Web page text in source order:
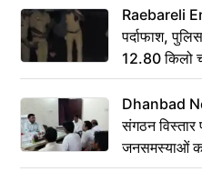
Raebareli
पर्दाफाश,
12.80 किलो
Dhanbad
संगठन
जनसमस्याओं